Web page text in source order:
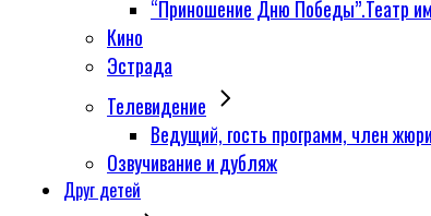
“Приношение Дню Победы”.Театр
Кино
Эстрада
Телевидение
Ведущий, гость программ, член жюри
Озвучивание и дубляж
Друг детей